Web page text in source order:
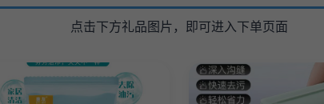
点击下方礼品图片，即可进入下单页面